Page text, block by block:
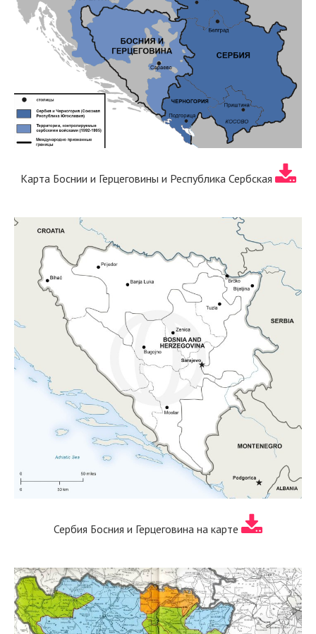
Карта Боснии и Герцеговины и Республика Сербская
Сербия Босния и Герцеговина на карте